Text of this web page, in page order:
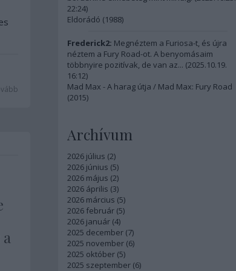
22:24)
Eldorádó (1988)
Frederick2: Megnéztem a Furiosa-t, és újra
néztem a Fury Road-ot. A benyomásaim
többnyire pozitívak, de van az... (2025.10.19.
16:12)
Mad Max - A harag útja / Mad Max: Fury Road
(2015)
Archívum
2026 július (2)
2026 június (5)
2026 május (2)
2026 április (3)
2026 március (5)
2026 február (5)
2026 január (4)
2025 december (7)
2025 november (6)
2025 október (5)
2025 szeptember (6)